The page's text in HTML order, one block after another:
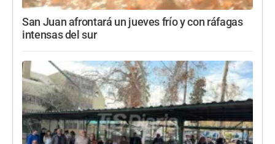
San Juan afrontará un jueves frío y con ráfagas
intensas del sur